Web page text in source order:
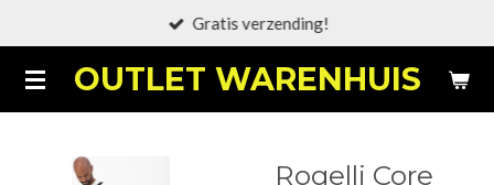
naar
de
OUTLET WARENHUIS
Gratis verzending!
Rogelli Core